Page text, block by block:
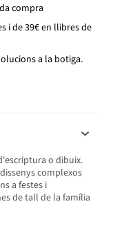
compra
i de 39€ en llibres de
a la botiga.
o dibuix.
complexos
a festes i
de tall de la família